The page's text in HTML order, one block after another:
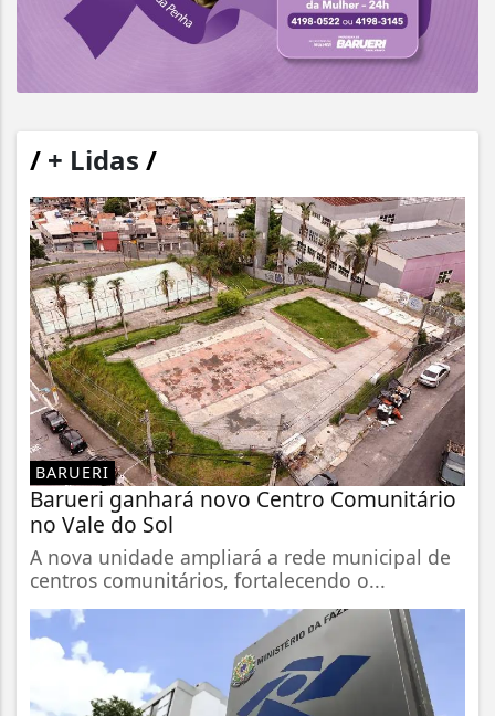
/ + Lidas /
BARUERI
Barueri ganhará novo Centro Comunitário
no Vale do Sol
A nova unidade ampliará a rede municipal de
centros comunitários, fortalecendo o...